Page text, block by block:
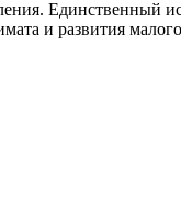
Единственный
и развития